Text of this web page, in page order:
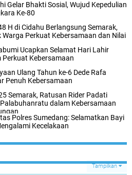
Gelar Bhakti Sosial, Wujud Kepedulian
Ke-80
H di Cidahu Berlangsung Semarak,
Warga Perkuat Kebersamaan dan Nilai
Ucapkan Selamat Hari Lahir
Kebersamaan
Ulang Tahun ke-6 Dede Rafa
Penuh Kebersamaan
Semarak, Ratusan Rider Padati
dalam Kebersamaan
Polres Sumedang: Selamatkan Bayi
Kecelakaan
Tampilkan